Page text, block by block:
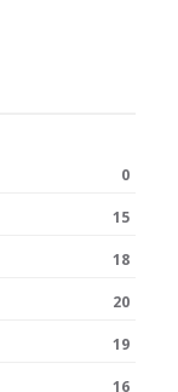
0
15
18
20
19
16